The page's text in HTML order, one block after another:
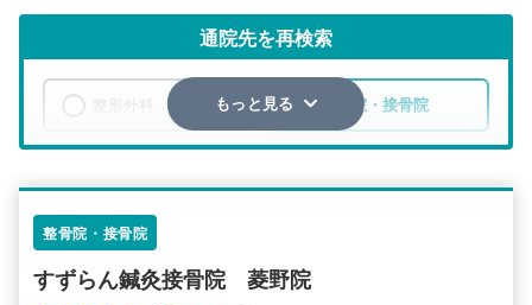
通院先を再検索
整骨院・接骨院
詳細条件で絞り込む
もっと見る
整骨院・接骨院
すずらん鍼灸接骨院 菱野院